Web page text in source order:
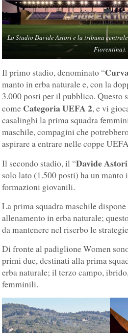
Lo Stadio Davide Astori e la tribuna
Fiorentina).
Il primo stadio, denominato “
manto in erba naturale e, con la
3.000 posti per il pubblico. Questo
come Categoria UEFA 2, e vi
casalinghi la prima squadra
maschile, compagini che
aspirare a entrare nelle coppe
Il secondo stadio, il “Davide Astori
solo lato (1.500 posti) ha un
formazioni giovanili.
La prima squadra maschile
allenamento in erba naturale;
da mantenere nel riserbo le
Di fronte al padiglione Women
primi due, destinati alla prima
erba naturale; il terzo campo,
femminili.